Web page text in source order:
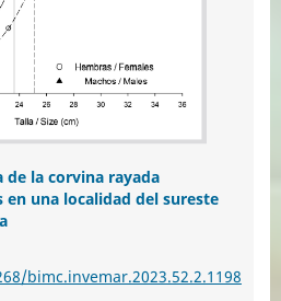
la corvina rayada
una localidad del sureste
bimc.invemar.2023.52.2.1198